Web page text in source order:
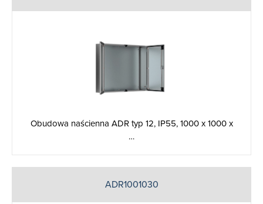
Obudowa naścienna ADR typ 12, IP55, 1000 x 1000 x
…
ADR1001030